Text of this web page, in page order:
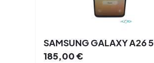
185,00€